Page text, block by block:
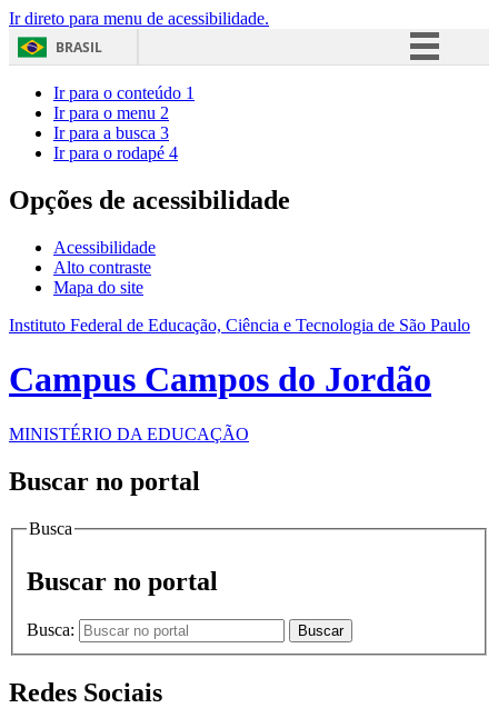
Ir direto para menu de acessibilidade.
BRASIL
Acesso à informação
Ir para o conteúdo 1
Ir para o menu 2
Ir para a busca 3
Ir para o rodapé 4
Opções de acessibilidade
Acessibilidade
Alto contraste
Mapa do site
Instituto Federal de Educação, Ciência e Tecnologia de São Paulo
Campus Campos do Jordão
MINISTÉRIO DA EDUCAÇÃO
Buscar no portal
Busca
Buscar no portal
Busca: Buscar
Redes Sociais